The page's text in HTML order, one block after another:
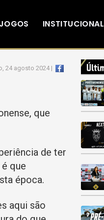
JOGOS INSTITUCIONAL
24 agosto 2024 |
que
de ter
que
época.
aqui são